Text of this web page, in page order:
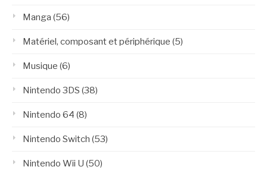
Manga (56)
Matériel, composant et périphérique (5)
Musique (6)
Nintendo 3DS (38)
Nintendo 64 (8)
Nintendo Switch (53)
Nintendo Wii U (50)